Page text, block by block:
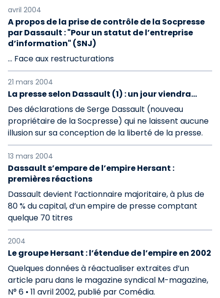
avril 2004
A propos de la prise de contrôle de la Socpresse
par Dassault : "Pour un statut de l’entreprise
d’information" (SNJ)
... Face aux restructurations
21 mars 2004
La presse selon Dassault (1) : un jour viendra...
Des déclarations de Serge Dassault (nouveau
propriétaire de la Socpresse) qui ne laissent aucune
illusion sur sa conception de la liberté de la presse.
13 mars 2004
Dassault s’empare de l’empire Hersant :
premières réactions
Dassault devient l’actionnaire majoritaire, à plus de
80 % du capital, d’un empire de presse comptant
quelque 70 titres
2004
Le groupe Hersant : l’étendue de l’empire en 2002
Quelques données à réactualiser extraites d’un
article paru dans le magazine syndical M-magazine,
N° 6 • 11 avril 2002, publié par Comédia.